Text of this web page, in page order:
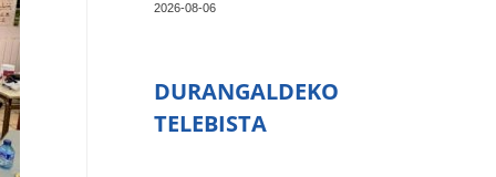
2026-08-06
DURANGALDEKO
TELEBISTA